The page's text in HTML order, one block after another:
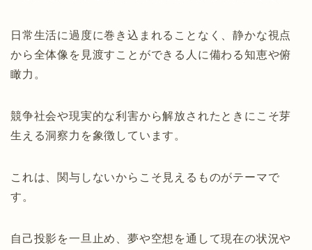
日常生活に過度に巻き込まれることなく、静かな視点
から全体像を見渡すことができる人に備わる知恵や俯
瞰力。
競争社会や現実的な利害から解放されたときにこそ芽
生える洞察力を象徴しています。
これは、関与しないからこそ見えるものがテーマで
す。
自己投影を一旦止め、夢や空想を通して現在の状況や